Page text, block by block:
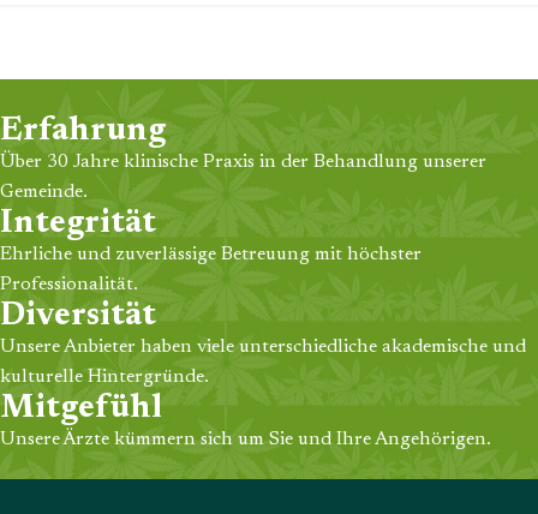
Erfahrung
Über 30 Jahre klinische Praxis in der Behandlung unserer
Gemeinde.
Integrität
Ehrliche und zuverlässige Betreuung mit höchster
Professionalität.
Diversität
Unsere Anbieter haben viele unterschiedliche akademische und
kulturelle Hintergründe.
Mitgefühl
Unsere Ärzte kümmern sich um Sie und Ihre Angehörigen.